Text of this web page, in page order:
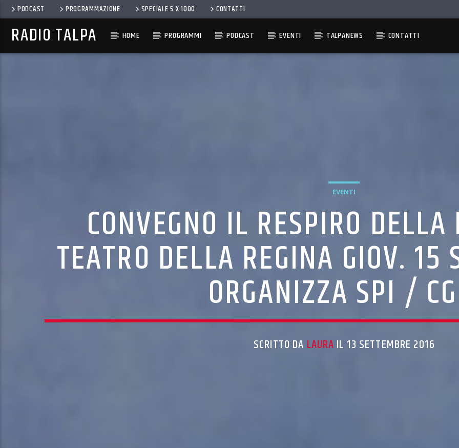
PODCAST PROGRAMMAZIONE SPECIALE 5 X 1000 CONTATTI
RADIO TALPA HOME PROGRAMMI PODCAST EVENTI TALPANEWS CONTATTI
EVENTI
CONVEGNO IL RESPIRO
TEATRO DELLA REGINA GIOV. 15
ORGANIZZA SPI /
SCRITTO DA LAURA IL 13 SETTEMBRE 2016